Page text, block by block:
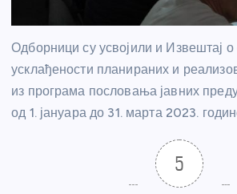
Одборници су усвојили и Извештај о
усклађености планираних и
из програма пословања јавних
од 1. јануара до 31. марта 2023.
5